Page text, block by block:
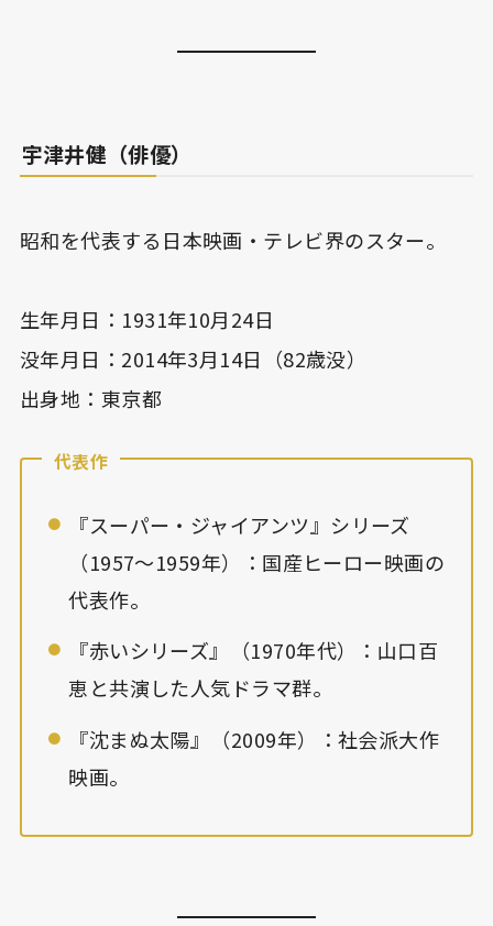
宇津井健（俳優）
昭和を代表する日本映画・テレビ界のスター。
生年月日：1931年10月24日
没年月日：2014年3月14日（82歳没）
出身地：東京都
代表作
『スーパー・ジャイアンツ』シリーズ
（1957〜1959年）：国産ヒーロー映画の
代表作。
『赤いシリーズ』（1970年代）：山口百
恵と共演した人気ドラマ群。
『沈まぬ太陽』（2009年）：社会派大作
映画。